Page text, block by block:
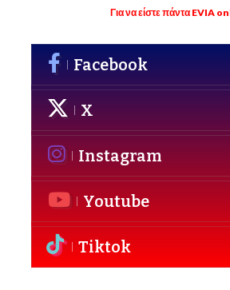
Για να είστε πάντα EVIA
Facebook
X
Instagram
Youtube
Tiktok